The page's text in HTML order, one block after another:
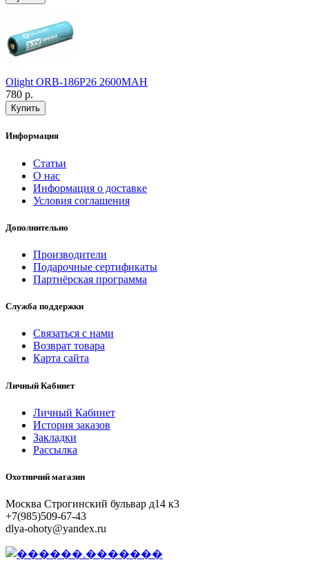
Olight ORB-186P26 2600MAH
780 р.
Информация
Статьи
О нас
Информация о доставке
Условия соглашения
Дополнительно
Производители
Подарочные сертификаты
Партнёрская программа
Служба поддержки
Связаться с нами
Возврат товара
Карта сайта
Личный Кабинет
Личный Кабинет
История заказов
Закладки
Рассылка
Охотничий магазин
Москва Строгинский бульвар д14 к3
+7(985)509-67-43
dlya-ohoty@yandex.ru